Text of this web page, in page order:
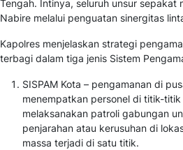
Tengah. Intinya, seluruh unsur sepakat
Nabire melalui penguatan sinergitas
Kapolres menjelaskan strategi
terbagi dalam tiga jenis Sistem
SISPAM Kota – pengamanan di
menempatkan personel di titik-titik
melaksanakan patroli gabungan
penjarahan atau kerusuhan di
massa terjadi di satu titik.